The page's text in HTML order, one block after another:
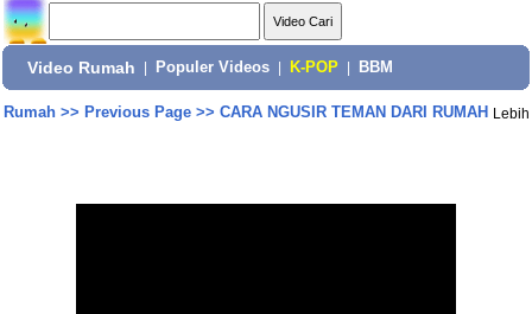
Video Rumah Populer Videos K-POP BBM
Rumah>> Previous Page>> CARA NGUSIR TEMAN DARI RUMAH Lebih